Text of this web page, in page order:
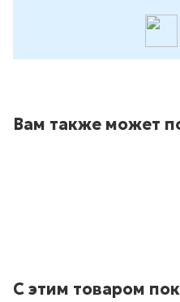
Вам также может
С этим товаром